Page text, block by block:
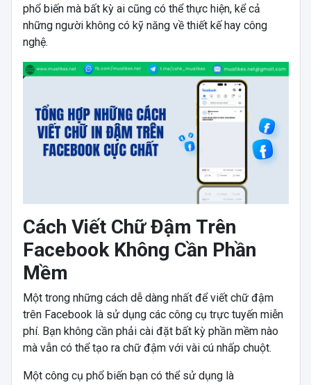
phổ biến mà bất kỳ ai cũng có thể thực hiện, kể cả
những người không có kỹ năng về thiết kế hay công
nghệ.
Cách Viết Chữ Đậm Trên
Facebook Không Cần Phần
Mềm
Một trong những cách dễ dàng nhất để viết chữ đậm
trên Facebook là sử dụng các công cụ trực tuyến miễn
phí. Bạn không cần phải cài đặt bất kỳ phần mềm nào
mà vẫn có thể tạo ra chữ đậm với vài cú nhấp chuột.
Một công cụ phổ biến bạn có thể sử dụng là